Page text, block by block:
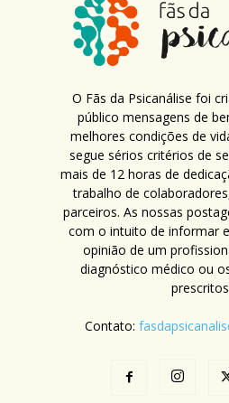
O Fãs da Psicanálise foi
público mensagens de
melhores condições de
segue sérios critérios de
mais de 12 horas de
trabalho de
parceiros. As nossas
com o intuito de informar
opinião de um
diagnóstico médico ou
Contato: